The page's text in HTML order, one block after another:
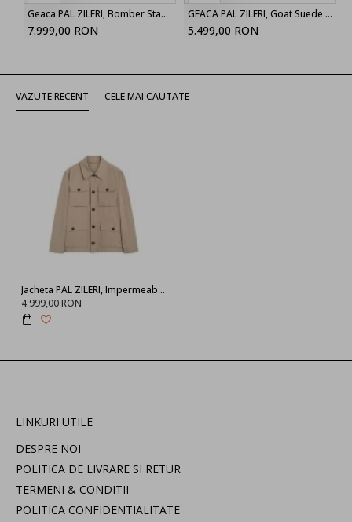
Geaca PAL ZILERI, Bomber Stand up Collar, Black
7.999,00 RON
GEACA PAL ZILERI, Goat Suede Bomber, Light Brown
5.499,00 RON
VAZUTE RECENT CELE MAI CAUTATE
Jacheta PAL ZILERI, Impermeabila, saharan cotton and nylon, Bej
4.999,00 RON
LINKURI UTILE
DESPRE NOI
POLITICA DE LIVRARE SI RETUR
TERMENI & CONDITII
POLITICA CONFIDENTIALITATE